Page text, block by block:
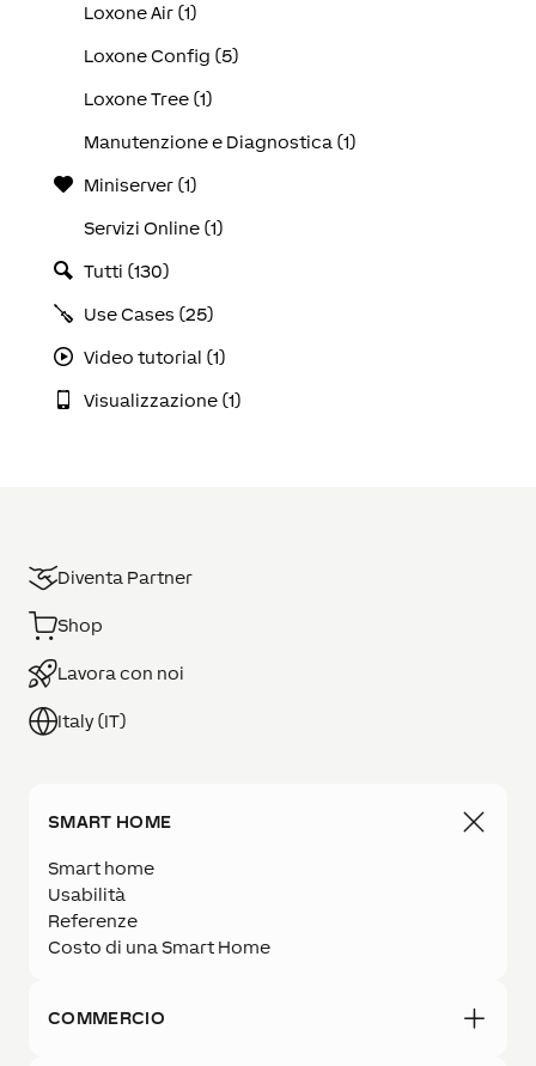
Loxone Air (1)
Loxone Config (5)
Loxone Tree (1)
Manutenzione e Diagnostica (1)
Miniserver (1)
Servizi Online (1)
Tutti (130)
Use Cases (25)
Video tutorial (1)
Visualizzazione (1)
Diventa Partner
Shop
Lavora con noi
Italy (IT)
SMART HOME
Smart home
Usabilità
Referenze
Costo di una Smart Home
COMMERCIO